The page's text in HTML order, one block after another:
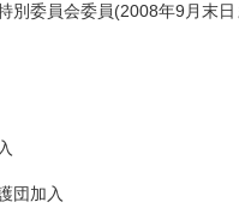
別委員会委員(2008年9月末日
団加入